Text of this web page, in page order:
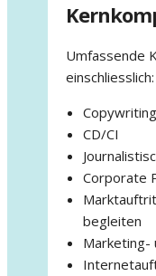
Umfassende
einschliesslich:
Copywriting
CD/CI
Corporate
begleiten
Marketing-